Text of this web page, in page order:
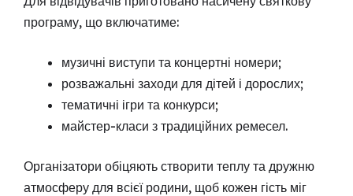
програму, що включатиме:
музичні виступи та концертні номери;
розважальні заходи для дітей і дорослих;
тематичні ігри та конкурси;
майстер-класи з традиційних ремесел.
Організатори обіцяють створити теплу та дружню
атмосферу для всієї родини, щоб кожен гість міг